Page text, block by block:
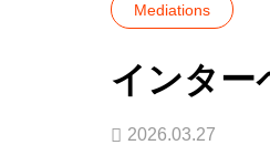
Mediations
インター
2026.03.27